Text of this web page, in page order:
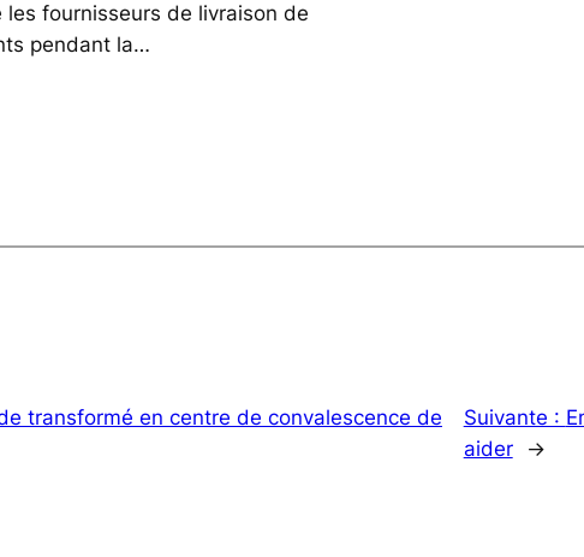
fournisseurs de livraison de
pendant la…
transformé en centre de convalescence de
Suivante :
aider
→